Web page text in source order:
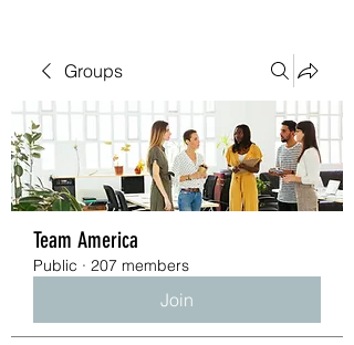
Groups
Team America
Public · 207 members
Join